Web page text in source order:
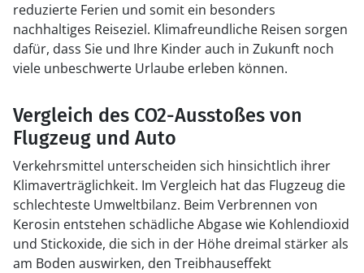
reduzierte Ferien und somit ein besonders
nachhaltiges Reiseziel. Klimafreundliche Reisen sorgen
dafür, dass Sie und Ihre Kinder auch in Zukunft noch
viele unbeschwerte Urlaube erleben können.
Vergleich des CO2-Ausstoßes von
Flugzeug und Auto
Verkehrsmittel unterscheiden sich hinsichtlich ihrer
Klimaverträglichkeit. Im Vergleich hat das Flugzeug die
schlechteste Umweltbilanz. Beim Verbrennen von
Kerosin entstehen schädliche Abgase wie Kohlendioxid
und Stickoxide, die sich in der Höhe dreimal stärker als
am Boden auswirken, den Treibhauseffekt